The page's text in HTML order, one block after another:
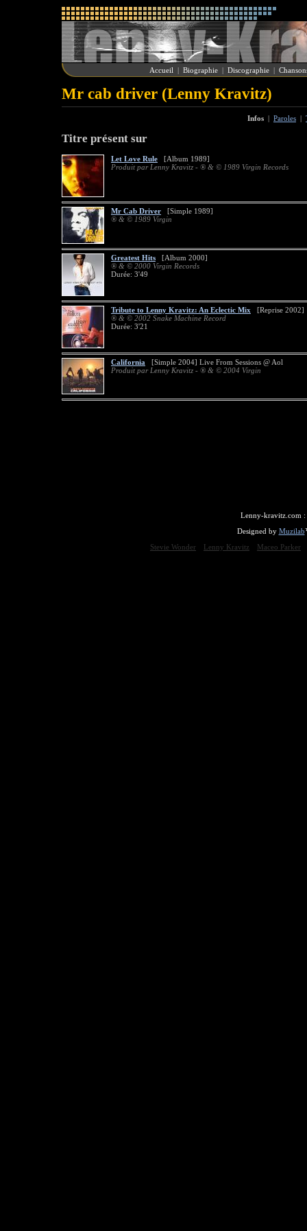
Accueil | Biographie | Discographie |
Mr cab driver (Lenny Kravitz)
Infos | Paroles |
Titre présent sur
Let Love Rule [Album 1989]
Produit par Lenny Kravitz - ® & © 1989 Virgin Records
Mr Cab Driver [Simple 1989]
® & © 1989 Virgin
Greatest Hits [Album 2000]
® & © 2000 Virgin Records
Durée: 3'49
Tribute to Lenny Kravitz: An Eclectic Mix [Reprise 2002]
® & © 2002 Snake Machine Record
Durée: 3'21
California [Simple 2004] Live From Sessions @ Aol
Produit par Lenny Kravitz - ® & © 2004 Virgin
Lenny-kravitz.com :
Designed by Muzilab
Stevie Wonder
Lenny Kravitz Maceo Parker